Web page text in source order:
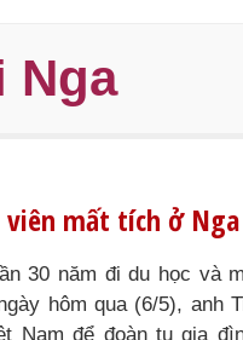
Nga
mất tích ở
30 năm đi du học và
hôm qua (6/5), anh
Nam để đoàn tụ gia